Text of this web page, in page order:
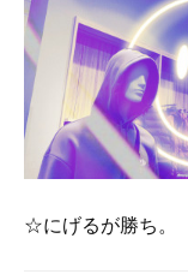
☆にげるが勝ち。